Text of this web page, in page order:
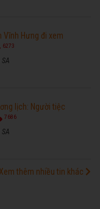
Vĩnh Hưng đi xem
6273
lịch: Người tiệc
7686
Xem thêm nhiều tin khác